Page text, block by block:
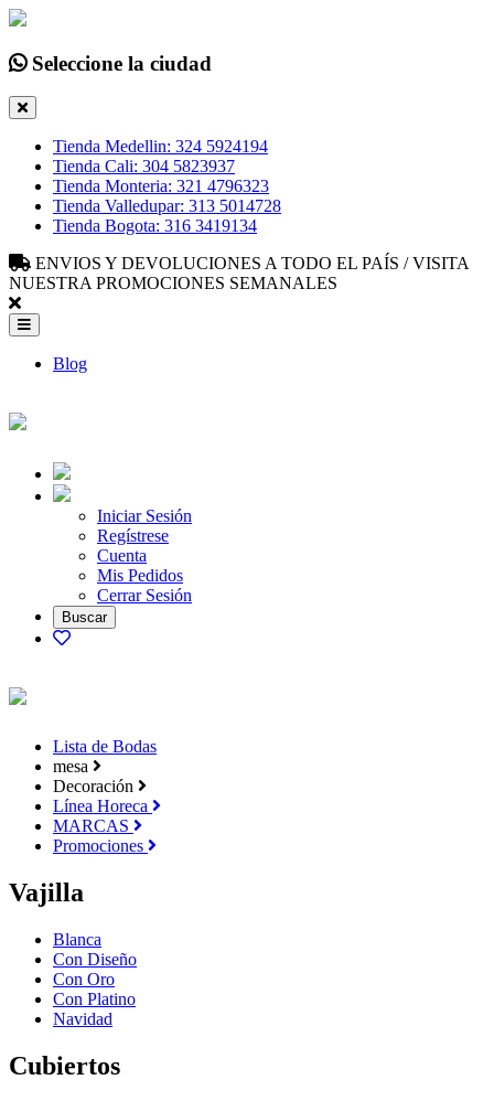
Seleccione la ciudad
Tienda Medellin: 324 5924194
Tienda Cali: 304 5823937
Tienda Monteria: 321 4796323
Tienda Valledupar: 313 5014728
Tienda Bogota: 316 3419134
ENVIOS Y DEVOLUCIONES A TODO EL PAÍS / VISITA
NUESTRA PROMOCIONES SEMANALES
Blog
Iniciar Sesión
Regístrese
Cuenta
Mis Pedidos
Cerrar Sesión
Lista de Bodas
mesa
Decoración
Línea Horeca
MARCAS
Promociones
Vajilla
Blanca
Con Diseño
Con Oro
Con Platino
Navidad
Cubiertos